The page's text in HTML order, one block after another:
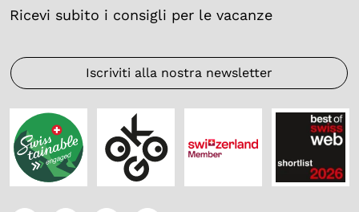
Ricevi subito i consigli per le vacanze
Iscriviti alla nostra newsletter